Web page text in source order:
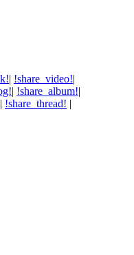
| !share_video!|
| !share_album!|
| !share_thread! |